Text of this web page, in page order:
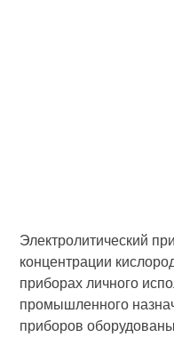
Электролитический
концентрации
приборах личного
промышленного
приборов